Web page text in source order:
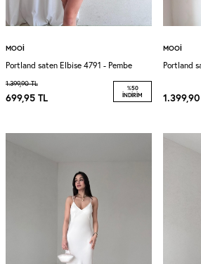
MOOI
Portland saten Elbise 4791 - Pembe
1.399,90TL
699,95 TL
%50
İNDIRIM
MOOI
Portland
1.399,90